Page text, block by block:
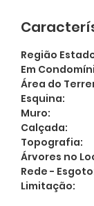
Digite
seus
seus
Região
Em
Área do
Esquina:
Muro:
Calçada:
Topografia:
Árvores no
Rede -
Limitação: